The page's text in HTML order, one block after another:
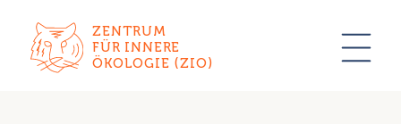
ZENTRUM
FÜR INNERE
ÖKOLOGIE (ZIO)